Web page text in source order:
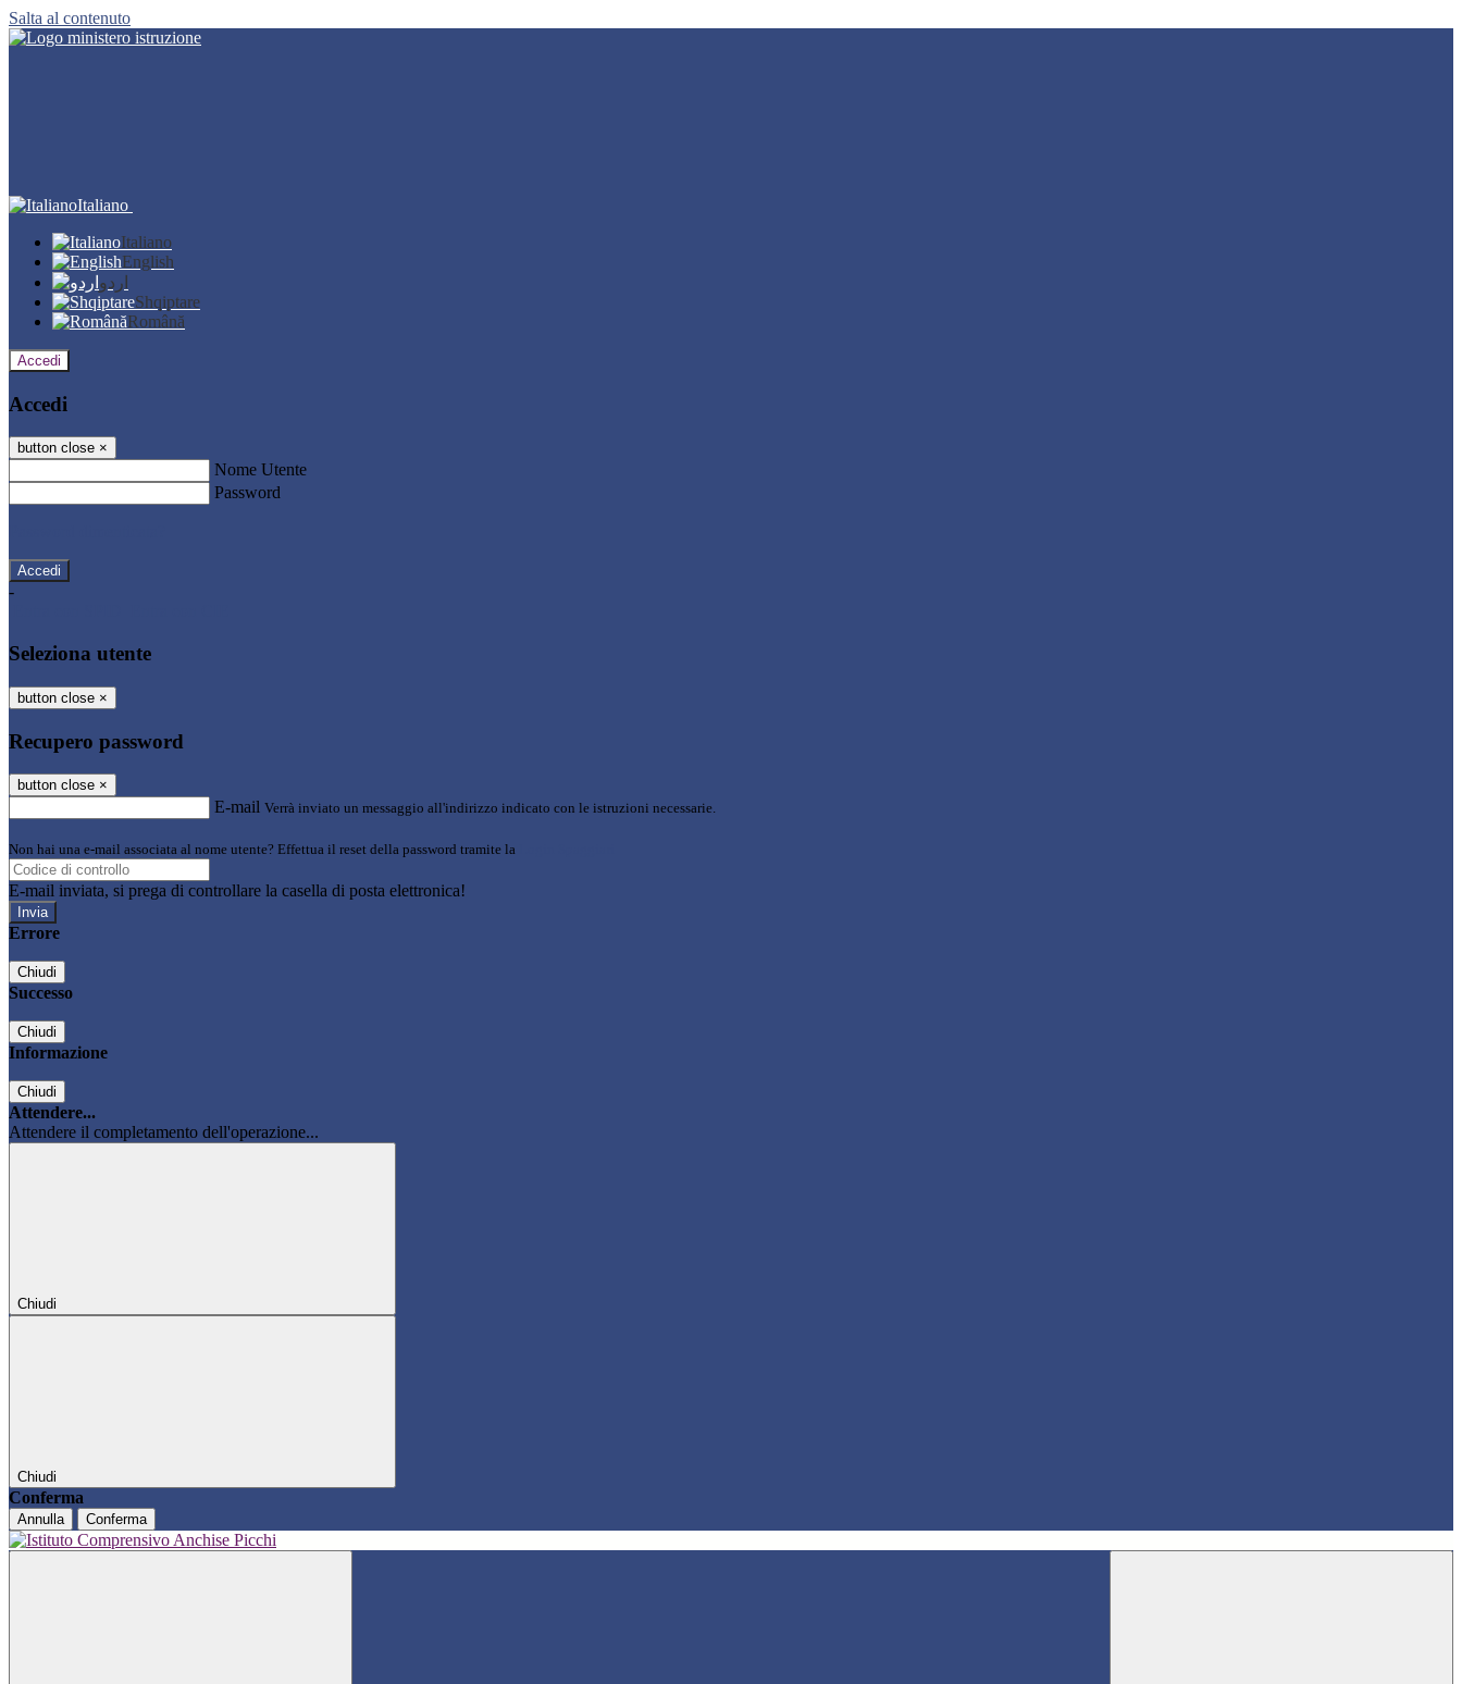
Salta al contenuto
Italiano
Italiano
English
اردو
Shqiptare
Română
Accedi
Accedi
button close ×
Nome Utente
Password
-
Seleziona utente
button close ×
Recupero password
button close ×
E-mail Verrà inviato un messaggio all'indirizzo indicato con le istruzioni necessarie.
Non hai una e-mail associata al nome utente? Effettua il reset della password tramite la
E-mail inviata, si prega di controllare la casella di posta elettronica!
Errore
Chiudi
Successo
Chiudi
Informazione
Chiudi
Attendere...
Attendere il completamento dell'operazione...
Chiudi
Chiudi
Conferma
Annulla Conferma